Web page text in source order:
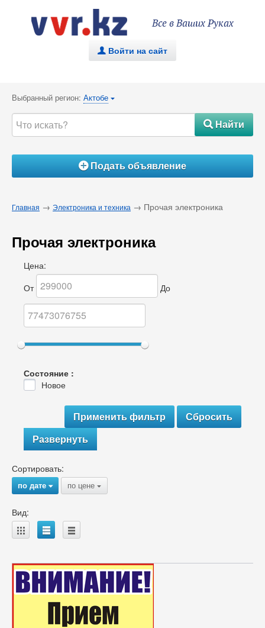
Все в Ваших Руках
. Войти на сайт
Выбранный регион: Актобе {
#Найти
ÁПодать объявление
Главная → Электроника и техника → Прочая электроника
Прочая электроника
Цена:
От
До
Состояние :
Новое
Развернуть
Сортировать:
по дате{ по цене {
Вид:
A B C